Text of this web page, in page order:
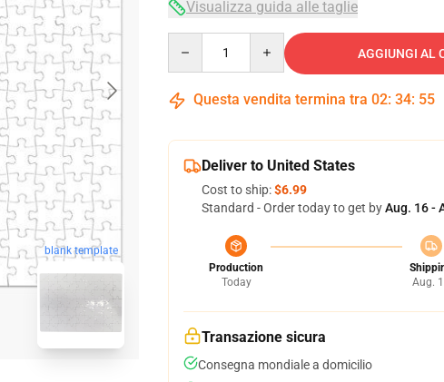
blank template
Visualizza guida alle taglie
AGGIUNGI AL
Questa vendita termina tra 02: 34: 54
Deliver to United States
Cost to ship:$6.99
Standard - Order today to get byAug. 16 -
Production
Today
Aug.
Transazione sicura
Consegna mondiale a domicilio